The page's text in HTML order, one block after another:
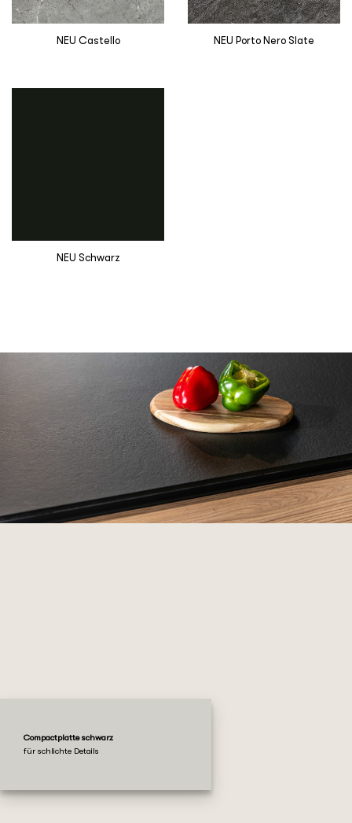
NEU Castello NEU Porto Nero Slate
NEU Schwarz
Compactplatte schwarz
für schlichte Details